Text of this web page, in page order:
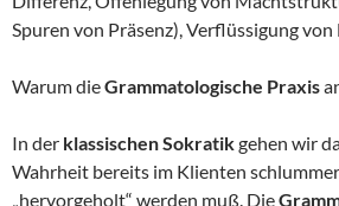
Spuren von Präsenz), Verflüssigung von
Warum dieGrammatologische Praxis
In der klassischen Sokratikgehen wir
Wahrheit bereits im Klienten
„hervorgeholt“ werden muß. Die